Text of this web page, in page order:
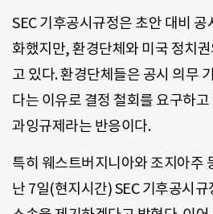
SEC 기후공시규정은 초안 대비
화했지만, 환경단체와 미국 정치
고 있다. 환경단체들은 공시 의무
다는 이유로 결정 철회를 요구하
과잉규제라는 반응이다.
특히 웨스트버지니아와 조지아주
난 7일(현지시간) SEC 기후공시